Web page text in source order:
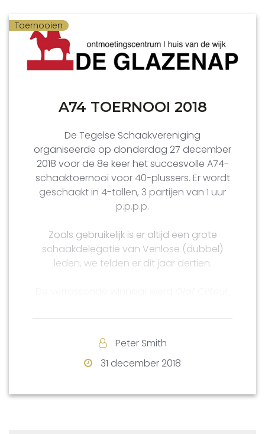
Toernooien
A74 TOERNOOI 2018
De Tegelse Schaakvereniging
organiseerde op donderdag 27 december
2018 voor de 8e keer het succesvolle A74-
schaaktoernooi voor 40-plussers. Er wordt
geschaakt in 4-tallen, 3 partijen van 1 uur
p.p.p.p.
Zoals gebruikelijk is er altijd een grote
schaakdelegatie van Venlose (dubbel)
leden, we telden er dit jaar dertien.
had van groep 1. De winnaar vanvorig
tweede.
Peter Smith
31 december 2018